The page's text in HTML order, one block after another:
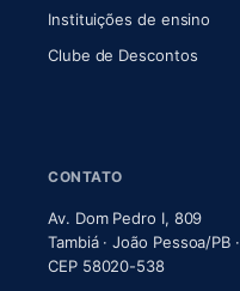
Instituições de ensino
Clube de Descontos
CONTATO
Av. Dom Pedro I, 809
Tambiá · João Pessoa/PB ·
CEP 58020-538